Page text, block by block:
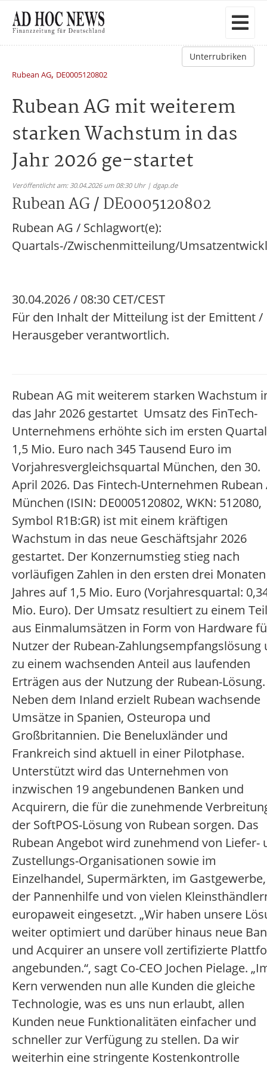
Unterrubriken
Rubean AG, DE0005120802
Rubean AG mit weiterem
starken Wachstum in das
Jahr 2026 ge-startet
Veröffentlicht am: 30.04.2026 um 08:30 Uhr | dgap.de
Rubean AG / DE0005120802
Rubean AG / Schlagwort(e):
Quartals-/Zwischenmitteilung/
30.04.2026 / 08:30 CET/CEST
Für den Inhalt der Mitteilung ist der Emittent /
Herausgeber verantwortlich.
Rubean AG mit weiterem starken Wachstum
das Jahr 2026 gestartet Umsatz des FinTech-
Unternehmens erhöhte sich im ersten
1,5 Mio. Euro nach 345 Tausend Euro im
Vorjahresvergleichsquartal München, den 30.
April 2026. Das Fintech-Unternehmen Rubean
München (ISIN: DE0005120802, WKN: 512080,
Symbol R1B:GR) ist mit einem kräftigen
Wachstum in das neue Geschäftsjahr 2026
gestartet. Der Konzernumstieg stieg nach
vorläufigen Zahlen in den ersten drei
Jahres auf 1,5 Mio. Euro (Vorjahresquartal:
Mio. Euro). Der Umsatz resultiert zu einem Teil
aus Einmalumsätzen in Form von Hardware
Nutzer der Rubean-Zahlungsempfangslösung
zu einem wachsenden Anteil aus laufenden
Erträgen aus der Nutzung der Rubean-Lösung.
Neben dem Inland erzielt Rubean wachsende
Umsätze in Spanien, Osteuropa und
Großbritannien. Die Beneluxländer und
Frankreich sind aktuell in einer Pilotphase.
Unterstützt wird das Unternehmen von
inzwischen 19 angebundenen Banken und
Acquirern, die für die zunehmende
der SoftPOS-Lösung von Rubean sorgen. Das
Rubean Angebot wird zunehmend von Liefer-
Zustellungs-Organisationen sowie im
Einzelhandel, Supermärkten, im
der Pannenhilfe und von vielen
europaweit eingesetzt. „Wir haben unsere
weiter optimiert und darüber hinaus neue
und Acquirer an unsere voll zertifizierte
angebunden.“, sagt Co-CEO Jochen Pielage.
Kern verwenden nun alle Kunden die gleiche
Technologie, was es uns nun erlaubt, allen
Kunden neue Funktionalitäten einfacher und
schneller zur Verfügung zu stellen. Da wir
weiterhin eine stringente Kostenkontrolle